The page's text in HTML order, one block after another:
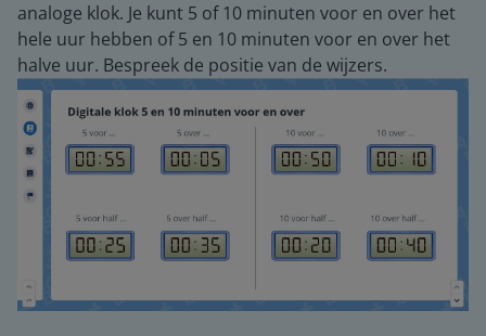
analoge klok. Je kunt 5 of 10 minuten voor en over het
hele uur hebben of 5 en 10 minuten voor en over het
halve uur. Bespreek de positie van de wijzers.